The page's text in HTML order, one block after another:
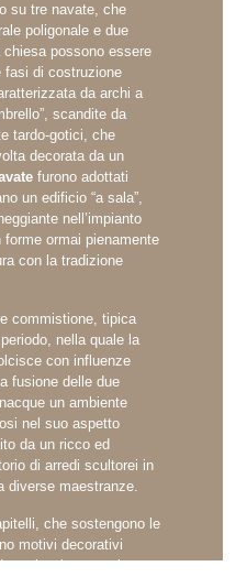
su tre navate, che
poligonale e due
possono essere
fasi di costruzione
da archi a
scandite da
tardo-gotici, che
decorata da un
furono adottati
un edificio “a sala”,
nell’impianto
ormai pienamente
con la tradizione
commistione, tipica
nella quale la
con influenze
fusione delle due
un ambiente
nel suo aspetto
da un ricco ed
di arredi scultorei in
diverse maestranze.
che sostengono le
motivi decorativi
gotica (come nel caso